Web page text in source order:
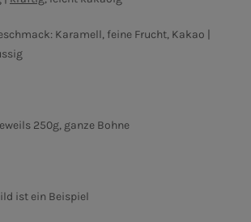
Karamell, feine Frucht, Kakao |
250g, ganze Bohne
ist ein Beispiel